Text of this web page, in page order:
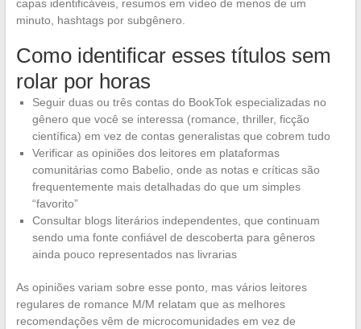
capas identificáveis, resumos em vídeo de menos de um
minuto, hashtags por subgênero.
Como identificar esses títulos sem
rolar por horas
Seguir duas ou três contas do BookTok especializadas no
gênero que você se interessa (romance, thriller, ficção
científica) em vez de contas generalistas que cobrem tudo
Verificar as opiniões dos leitores em plataformas
comunitárias como Babelio, onde as notas e críticas são
frequentemente mais detalhadas do que um simples
“favorito”
Consultar blogs literários independentes, que continuam
sendo uma fonte confiável de descoberta para gêneros
ainda pouco representados nas livrarias
As opiniões variam sobre esse ponto, mas vários leitores
regulares de romance M/M relatam que as melhores
recomendações vêm de microcomunidades em vez de